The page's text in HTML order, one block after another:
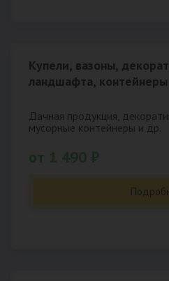
Купели, вазоны,
ландшафта, контейнеры
Дачная продукция,
мусорные контейнеры и др.